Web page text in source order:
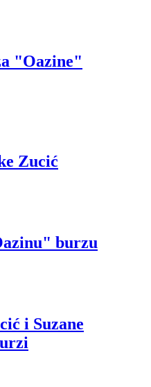
"Oazine"
Zucić
burzu
i Suzane